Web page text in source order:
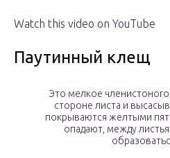
Watch this video on YouTube
Паутинный клещ
Это мелкое
стороне листа и
покрываются желтыми
опадают, между